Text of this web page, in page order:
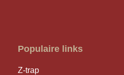
Populaire links
Z-trap